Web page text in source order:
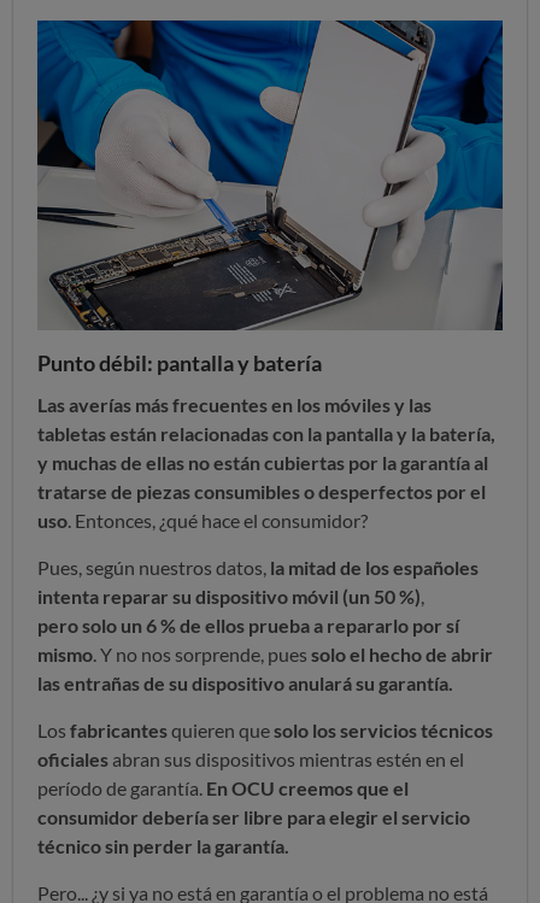
Punto débil: pantalla y batería
Las averías más frecuentes en los móviles y las
tabletas están relacionadas con la pantalla y la batería,
y muchas de ellas no están cubiertas por la garantía al
tratarse de piezas consumibles o desperfectos por el
uso. Entonces, ¿qué hace el consumidor?
Pues, según nuestros datos, la mitad de los españoles
intenta reparar su dispositivo móvil (un 50 %),
pero solo un 6 % de ellos prueba a repararlo por sí
mismo. Y no nos sorprende, pues solo el hecho de abrir
las entrañas de su dispositivo anulará su garantía.
Los fabricantesquieren quesolo los servicios técnicos
oficiales abran sus dispositivos mientras estén en el
período de garantía. En OCU creemos que el
consumidor debería ser libre para elegir el servicio
técnico sin perder la garantía.
Pero... ¿y si ya no está en garantía o el problema no está